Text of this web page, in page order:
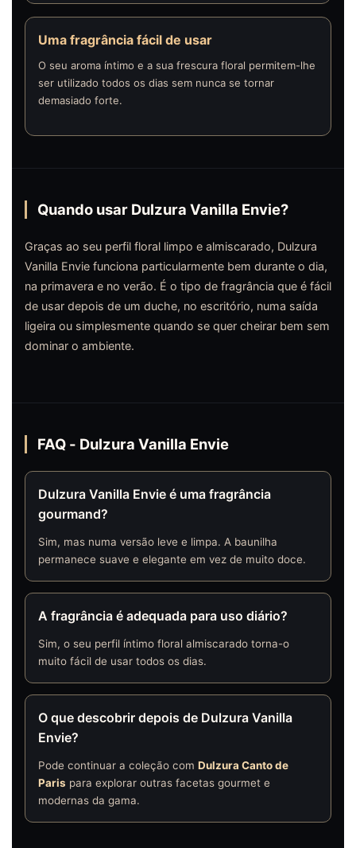
Uma fragrância fácil de usar
O seu aroma íntimo e a sua frescura floral permitem-lhe
ser utilizado todos os dias sem nunca se tornar
demasiado forte.
Quando usar Dulzura Vanilla Envie?
Graças ao seu perfil floral limpo e almiscarado, Dulzura
Vanilla Envie funciona particularmente bem durante o dia,
na primavera e no verão. É o tipo de fragrância que é fácil
de usar depois de um duche, no escritório, numa saída
ligeira ou simplesmente quando se quer cheirar bem sem
dominar o ambiente.
FAQ - Dulzura Vanilla Envie
Dulzura Vanilla Envie é uma fragrância
gourmand?
Sim, mas numa versão leve e limpa. A baunilha
permanece suave e elegante em vez de muito doce.
A fragrância é adequada para uso diário?
Sim, o seu perfil íntimo floral almiscarado torna-o
muito fácil de usar todos os dias.
O que descobrir depois de Dulzura Vanilla
Envie?
Pode continuar a coleção com Dulzura Canto de
Paris para explorar outras facetas gourmet e
modernas da gama.